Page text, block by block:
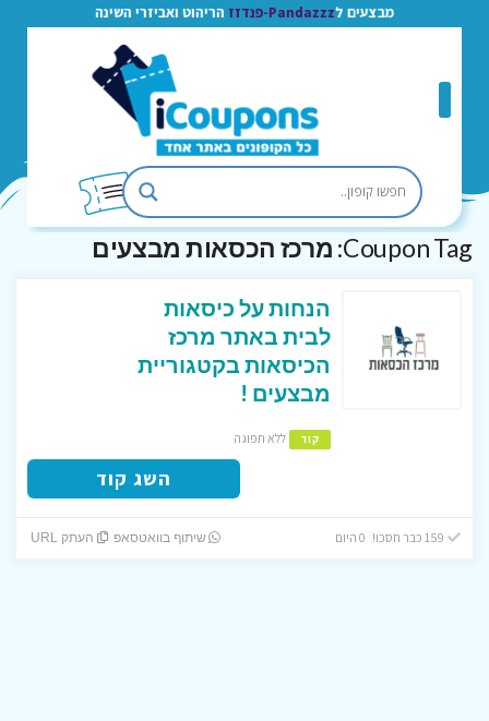
מבצעים לPandazzz-פנדזז הריהוט ואביזרי השינה
Coupon Tag: מרכז הכסאות מבצעים
הנחות על כיסאות
לבית באתר מרכז
הכיסאות בקטגוריית
מבצעים !
קוד ללא תפוגה
השג קוד
שיתוף בוואטסאפ העתק URL